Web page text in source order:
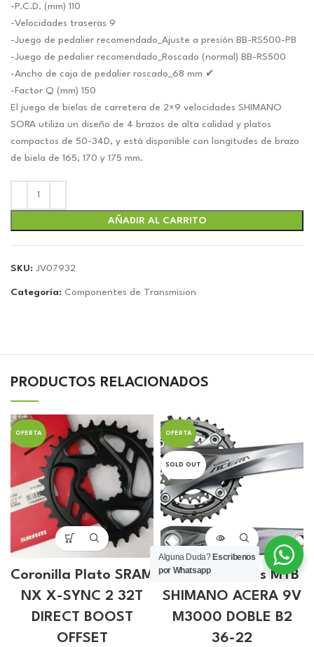
-P.C.D. (mm) 110
-Velocidades traseras 9
-Juego de pedalier recomendado_Ajuste a presión BB-RS500-PB
-Juego de pedalier recomendado_Roscado (normal) BB-RS500
-Ancho de caja de pedalier roscado_68 mm ✔
-Factor Q (mm) 150
El juego de bielas de carretera de 2×9 velocidades SHIMANO
SORA utiliza un diseño de 4 brazos de alta calidad y platos
compactos de 50-34D, y está disponible con longitudes de brazo
de biela de 165, 170 y 175 mm.
AÑADIR AL CARRITO
SKU: JV07932
Categoría: Componentes de Transmision
PRODUCTOS RELACIONADOS
OFERTA
Coronilla Plato SRAM
NX X-SYNC 2 32T
DIRECT BOOST
OFFSET
OFERTA
SOLD OUT
Catalina Bielas MTB
SHIMANO ACERA 9V
M3000 DOBLE B2
36-22
Alguna Duda? Escribenos
por Whatsapp